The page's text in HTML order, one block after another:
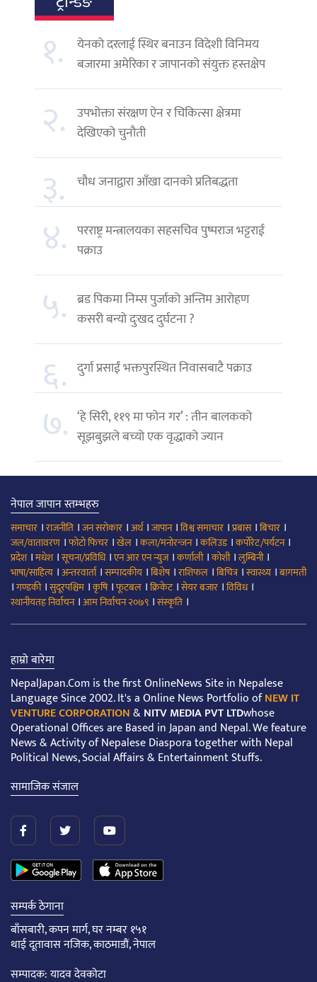
१.
येनको दरलाई स्थिर बनाउन विदेशी विनिमय
बजारमा अमेरिका र जापानको संयुक्त हस्तक्षेप
२. उपभोक्ता संरक्षण ऐन र चिकित्सा क्षेत्रमा
देखिएको चुनौती
३. चौध जनाद्वारा आँखा दानको प्रतिबद्धता
४. परराष्ट्र मन्त्रालयका सहसचिव पुष्पराज भट्टराई
पक्राउ
५. ब्रड पिकमा निम्स पुर्जाको अन्तिम आरोहण
कसरी बन्यो दुःखद दुर्घटना ?
६. दुर्गा प्रसाईं भक्तपुरस्थित निवासबाटै पक्राउ
७. ‘हे सिरी, ११९ मा फोन गर’ : तीन बालकको
सूझबुझले बच्यो एक वृद्धाको ज्यान
नेपाल जापान स्तम्भहरु
समाचार ।राजनीति ।जन सरोकार ।अर्थ।जापान।विश्व समाचार ।प्रबास।बिचार ।
जल/वातावरण ।फोटो फिचर ।खेल ।कला/मनोरन्जन।कलिउड।कर्पोरेट/पर्यटन।
प्रदेश।मधेश।सूचना/प्रविधि।एन आर एन न्युज।कर्णाली।कोशी।लुम्बिनी।
भाषा/साहित्य ।अन्तरवार्ता।सम्पादकीय ।बिशेष।राशिफल ।बिचित्र।स्वास्थ्य ।बागमती
।गण्डकी।सुदूरपश्चिम ।कृषि।फूटबल ।क्रिकेट।सेयर बजार ।विविध।
स्थानीयतह निर्वाचन।आम निर्वाचन २०७९ ।संस्कृति ।
हाम्रो बारेमा
NepalJapan.Com is the first OnlineNews Site in Nepalese
Language Since 2002. It's a Online News Portfolio ofNEW IT
VENTURE CORPORATION&NITV MEDIA PVT LTDwhose
Operational Offices are Based in Japan and Nepal. We feature
News & Activity of Nepalese Diaspora together with Nepal
Political News, Social Affairs & Entertainment Stuffs.
सामाजिक संजाल
सम्पर्क ठेगाना
बाँसबारी, कपन मार्ग, घर नम्बर १५१
थाई दूतावास नजिक, काठमाडौं, नेपाल
सम्पादक: यादव देवकोटा